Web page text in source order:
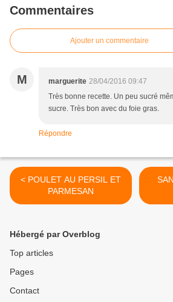
Commentaires
Ajouter un commentaire
M marguerite 28/04/2016 09:47
Très bonne recette. Un peu sucré
sucre. Très bon avec du foie gras.
Répondre
< POULET AU PERSIL ET
PARMESAN
Hébergé par Overblog
Top articles
Pages
Contact